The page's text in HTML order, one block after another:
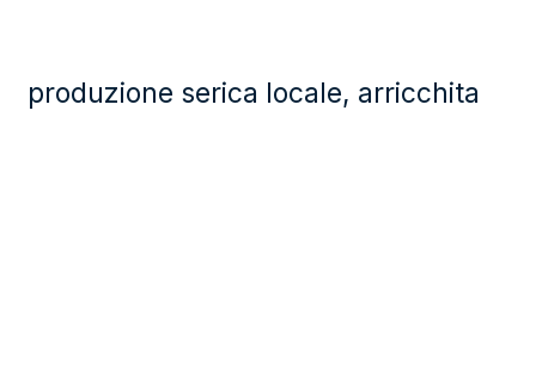
produzione serica locale, arricchita